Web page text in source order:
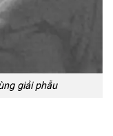
giải phẫu